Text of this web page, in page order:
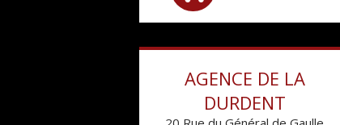
AGENCE DE LA
DURDENT